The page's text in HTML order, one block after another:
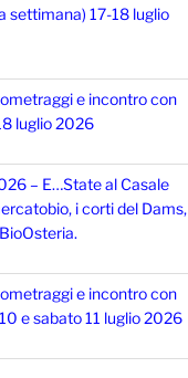
settimana) 17-18 luglio
e incontro con
luglio 2026
– E…State al Casale
i corti del Dams,
e incontro con
e sabato 11 luglio 2026